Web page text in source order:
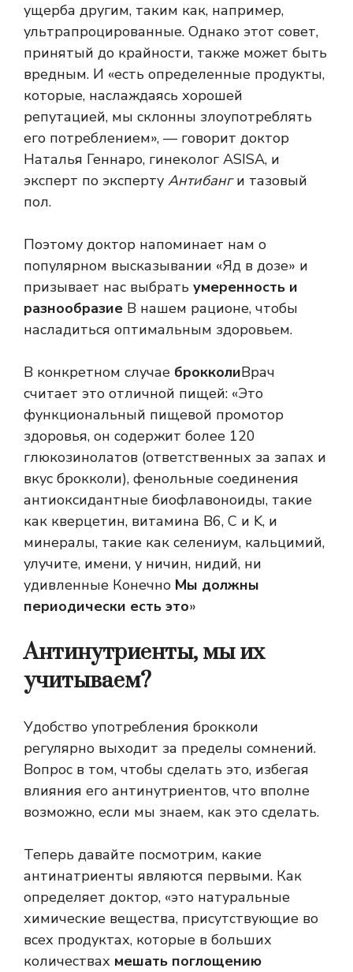
ущерба другим, таким как, например,
ультрапроцированные. Однако этот совет,
принятый до крайности, также может быть
вредным. И «есть определенные продукты,
которые, наслаждаясь хорошей
репутацией, мы склонны злоупотреблять
его потреблением», — говорит доктор
Наталья Геннаро, гинеколог ASISA, и
эксперт по эксперту Антибанги тазовый
пол.
Поэтому доктор напоминает нам о
популярном высказывании «Яд в дозе» и
призывает нас выбрать умеренность и
разнообразие В нашем рационе, чтобы
насладиться оптимальным здоровьем.
В конкретном случае брокколиВрач
считает это отличной пищей: «Это
функциональный пищевой промотор
здоровья, он содержит более 120
глюкозинолатов (ответственных за запах и
вкус брокколи), фенольные соединения
антиоксидантные биофлавоноиды, такие
как кверцетин, витамина B6, C и K, и
минералы, такие как селениум, кальцимий,
улучите, имени, у ничин, нидий, ни
удивленные Конечно Мы должны
периодически есть это»
Антинутриенты, мы их
учитываем?
Удобство употребления брокколи
регулярно выходит за пределы сомнений.
Вопрос в том, чтобы сделать это, избегая
влияния его антинутриентов, что вполне
возможно, если мы знаем, как это сделать.
Теперь давайте посмотрим, какие
антинатриенты являются первыми. Как
определяет доктор, «это натуральные
химические вещества, присутствующие во
всех продуктах, которые в больших
количествах мешать поглощению